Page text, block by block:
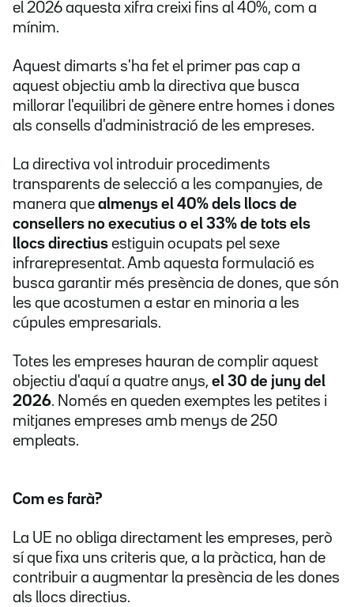
el 2026 aquesta xifra creixi fins al 40%, com a
mínim.
Aquest dimarts s'ha fet el primer pas cap a
aquest objectiu amb la directiva que busca
millorar l'equilibri de gènere entre homes i dones
als consells d'administració de les empreses.
La directiva vol introduir procediments
transparents de selecció a les companyies, de
manera que almenys el 40% dels llocs de
consellers no executius o el 33% de tots els
llocs directius estiguin ocupats pel sexe
infrarepresentat. Amb aquesta formulació es
busca garantir més presència de dones, que són
les que acostumen a estar en minoria a les
cúpules empresarials.
Totes les empreses hauran de complir aquest
objectiu d'aquí a quatre anys, el 30 de juny del
2026. Només en queden exemptes les petites i
mitjanes empreses amb menys de 250
empleats.
Com es farà?
La UE no obliga directament les empreses, però
sí que fixa uns criteris que, a la pràctica, han de
contribuir a augmentar la presència de les dones
als llocs directius.